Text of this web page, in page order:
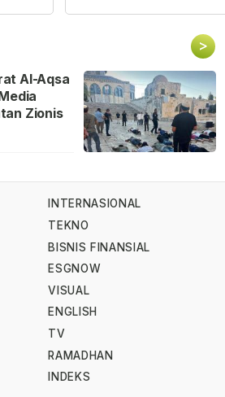
>
Al-Aqsa
Zionis
INTERNASIONAL
TEKNO
BISNIS FINANSIAL
ESGNOW
VISUAL
ENGLISH
TV
RAMADHAN
INDEKS